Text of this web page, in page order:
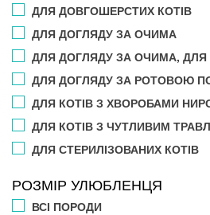
ДЛЯ ДОВГОШЕРСТИХ КОТІВ
ДЛЯ ДОГЛЯДУ ЗА ОЧИМА
ДЛЯ ДОГЛЯДУ ЗА ОЧИМА,
ДЛЯ ДОГЛЯДУ ЗА РОТОВОЮ
ДЛЯ КОТІВ З ХВОРОБАМИ
ДЛЯ КОТІВ З ЧУТЛИВИМ
ДЛЯ СТЕРИЛІЗОВАНИХ КОТІВ
РОЗМІР УЛЮБЛЕНЦЯ
ВСІ ПОРОДИ